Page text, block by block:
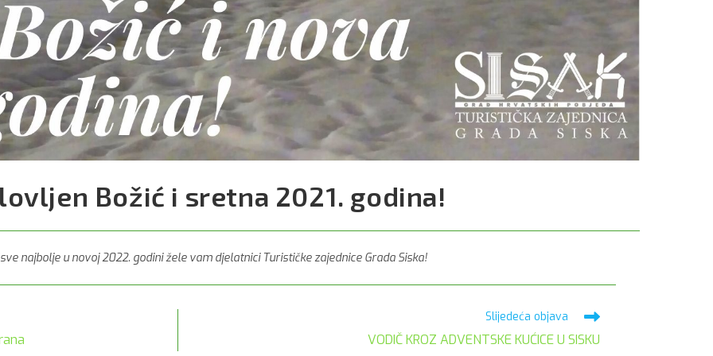
Božić i sretna 2021. godina!
najbolje u novoj 2022. godini žele vam djelatnici Turističke zajednice Grada Siska!
Slijedeća objava
VODIČ KROZ ADVENTSKE KUĆICE U SISKU